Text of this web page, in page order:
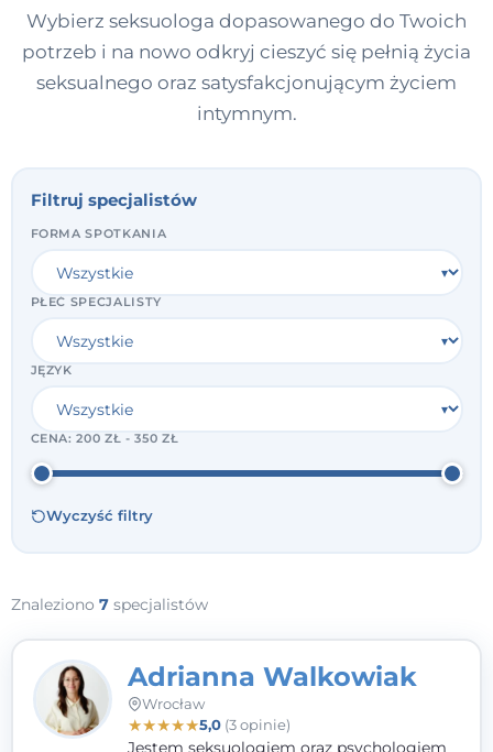
Wybierz seksuologa dopasowanego do Twoich
potrzeb i na nowo odkryj cieszyć się pełnią życia
seksualnego oraz satysfakcjonującym życiem
intymnym.
Filtruj specjalistów
FORMA SPOTKANIA
PŁEĆ SPECJALISTY
JĘZYK
CENA:200 ZŁ - 350 ZŁ
Wyczyść filtry
Znaleziono 7 specjalistów
Adrianna Walkowiak
Wrocław
★★★★★5,0(3 opinie)
Jestem seksuologiem oraz psychologiem